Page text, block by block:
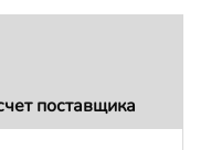
поставщика